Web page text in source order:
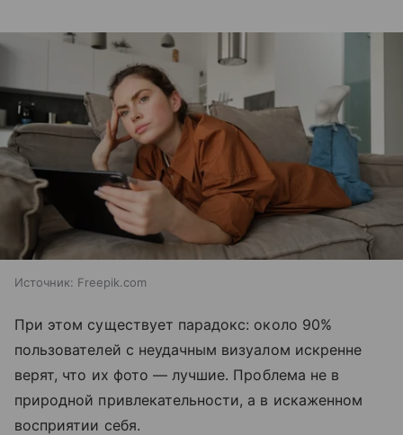
Источник: Freepik.com
При этом существует парадокс: около 90%
пользователей с неудачным визуалом искренне
верят, что их фото — лучшие. Проблема не в
природной привлекательности, а в искаженном
восприятии себя.